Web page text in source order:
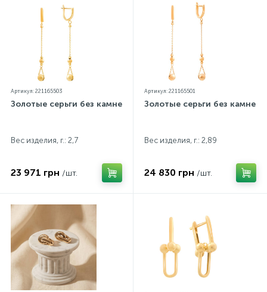
Артикул: 221165503
Золотые серьги без камней
Вес изделия, г.: 2,7
23 971 грн /шт.
Артикул: 221165501
Золотые серьги без камней
Вес изделия, г.: 2,89
24 830 грн /шт.